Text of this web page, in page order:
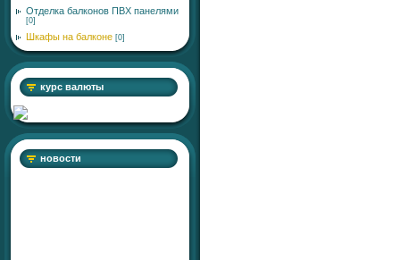
Отделка балконов ПВХ панелями
[0]
Шкафы на балконе [0]
курс валюты
новости